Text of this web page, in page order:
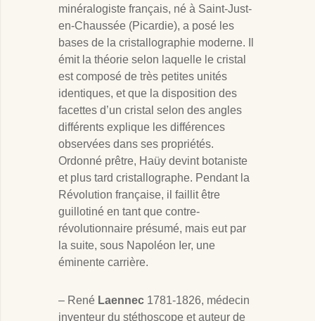
minéralogiste français, né à Saint-Just-
en-Chaussée (Picardie), a posé les
bases de la cristallographie moderne. Il
émit la théorie selon laquelle le cristal
est composé de très petites unités
identiques, et que la disposition des
facettes d’un cristal selon des angles
différents explique les différences
observées dans ses propriétés.
Ordonné prêtre, Haüy devint botaniste
et plus tard cristallographe. Pendant la
Révolution française, il faillit être
guillotiné en tant que contre-
révolutionnaire présumé, mais eut par
la suite, sous Napoléon Ier, une
éminente carrière.
– René Laennec 1781-1826, médecin
inventeur du stéthoscope et auteur de